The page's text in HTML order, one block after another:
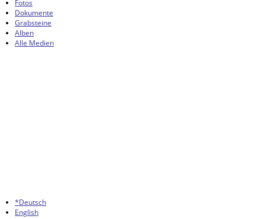
Fotos
Dokumente
Grabsteine
Alben
Alle Medien
*Deutsch
English